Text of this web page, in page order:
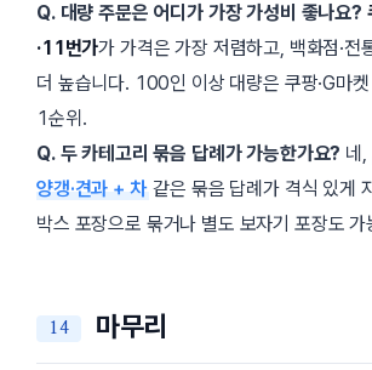
Q. 대량 주문은 어디가 가장 가성비 좋나요?
·11번가가 가격은 가장 저렴하고, 백화점·전
더 높습니다. 100인 이상 대량은 쿠팡·G마켓
1순위.
Q. 두 카테고리 묶음 답례가 가능한가요? 네,
양갱·견과 + 차 같은 묶음 답례가 격식 있게
박스 포장으로 묶거나 별도 보자기 포장도 가
마무리